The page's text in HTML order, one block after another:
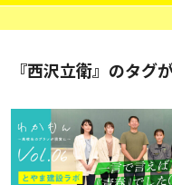
『西沢立衛』のタグ